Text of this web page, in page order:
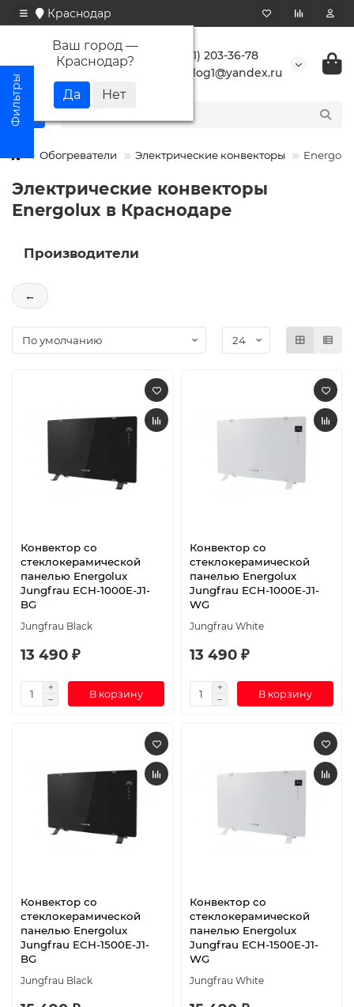
Краснодар
Ваш город —
Краснодар?
+7 (861) 203-36-78
buranlog1@yandex.ru
Обогреватели Электрические конвекторы
Электрические конвекторы
Energolux в Краснодаре
Производители
←
Конвектор со
стеклокерамической
панелью Energolux
Jungfrau ECH-1000E-J1-
BG
Jungfrau Black
13 490 ₽
В корзину
Конвектор со
стеклокерамической
панелью Energolux
Jungfrau ECH-1000E-J1-
WG
Jungfrau White
13 490 ₽
В корзину
Конвектор со
стеклокерамической
панелью Energolux
Jungfrau ECH-1500E-J1-
BG
Jungfrau Black
Конвектор со
стеклокерамической
панелью Energolux
Jungfrau ECH-1500E-J1-
WG
Jungfrau White